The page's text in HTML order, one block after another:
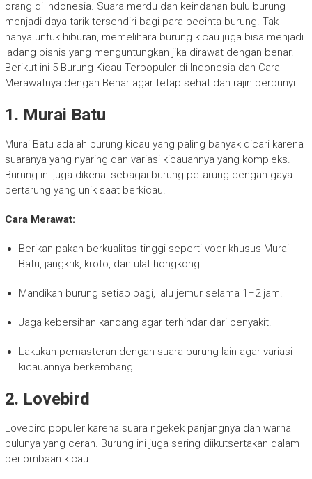
orang di Indonesia. Suara merdu dan keindahan bulu burung
menjadi daya tarik tersendiri bagi para pecinta burung. Tak
hanya untuk hiburan, memelihara burung kicau juga bisa menjadi
ladang bisnis yang menguntungkan jika dirawat dengan benar.
Berikut ini 5 Burung Kicau Terpopuler di Indonesia dan Cara
Merawatnya dengan Benar agar tetap sehat dan rajin berbunyi.
1. Murai Batu
Murai Batu adalah burung kicau yang paling banyak dicari karena
suaranya yang nyaring dan variasi kicauannya yang kompleks.
Burung ini juga dikenal sebagai burung petarung dengan gaya
bertarung yang unik saat berkicau.
Cara Merawat:
Berikan pakan berkualitas tinggi seperti voer khusus Murai
Batu, jangkrik, kroto, dan ulat hongkong.
Mandikan burung setiap pagi, lalu jemur selama 1–2 jam.
Jaga kebersihan kandang agar terhindar dari penyakit.
Lakukan pemasteran dengan suara burung lain agar variasi
kicauannya berkembang.
2. Lovebird
Lovebird populer karena suara ngekek panjangnya dan warna
bulunya yang cerah. Burung ini juga sering diikutsertakan dalam
perlombaan kicau.